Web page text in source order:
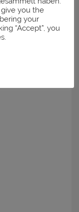
you the
your
“Accept”, you